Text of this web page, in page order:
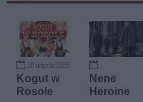
28 sierpnia 2026
Kogut w
Rosole
2 października 2026
Nene
Heroine